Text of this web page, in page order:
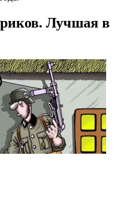
Лучшая в